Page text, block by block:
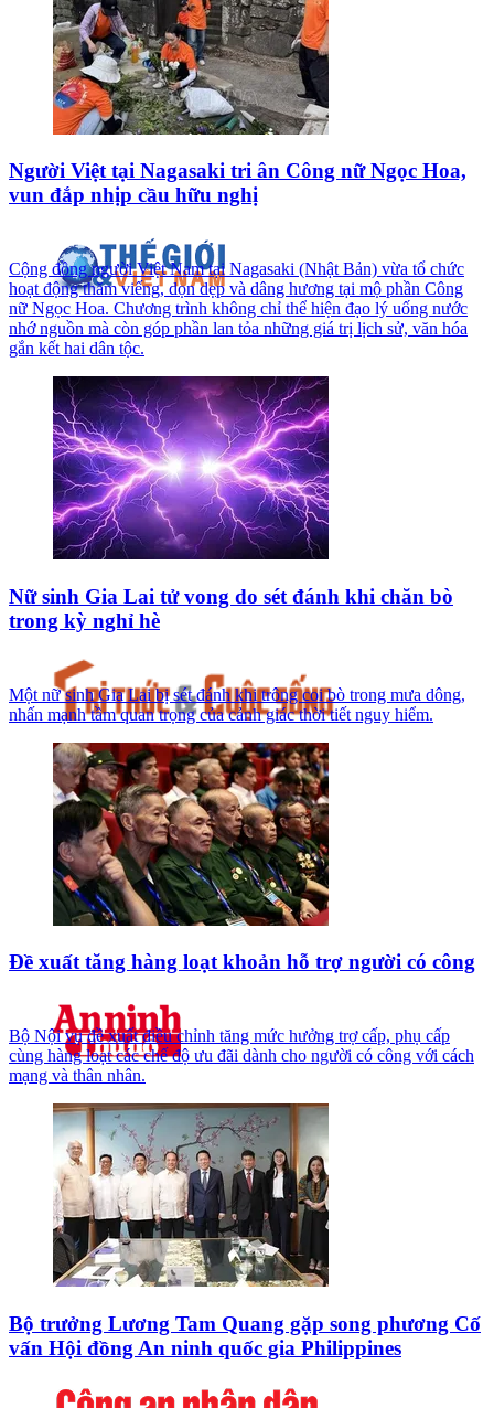
Người Việt tại Nagasaki tri ân Công nữ Ngọc Hoa,
vun đắp nhịp cầu hữu nghị
Cộng đồng người Việt Nam tại Nagasaki (Nhật Bản) vừa tổ chức
hoạt động thăm viếng, dọn dẹp và dâng hương tại mộ phần Công
nữ Ngọc Hoa. Chương trình không chỉ thể hiện đạo lý uống nước
nhớ nguồn mà còn góp phần lan tỏa những giá trị lịch sử, văn hóa
gắn kết hai dân tộc.
Nữ sinh Gia Lai tử vong do sét đánh khi chăn bò
trong kỳ nghỉ hè
Một nữ sinh Gia Lai bị sét đánh khi trông coi bò trong mưa dông,
nhấn mạnh tầm quan trọng của cảnh giác thời tiết nguy hiểm.
Đề xuất tăng hàng loạt khoản hỗ trợ người có công
Bộ Nội vụ đề xuất điều chỉnh tăng mức hưởng trợ cấp, phụ cấp
cùng hàng loạt các chế độ ưu đãi dành cho người có công với cách
mạng và thân nhân.
Bộ trưởng Lương Tam Quang gặp song phương Cố
vấn Hội đồng An ninh quốc gia Philippines